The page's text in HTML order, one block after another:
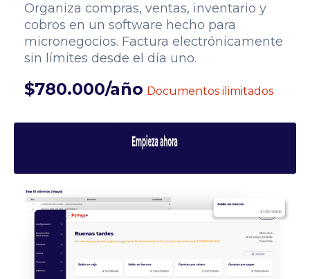
Organiza compras, ventas, inventario y
cobros en un software hecho para
micronegocios. Factura electrónicamente
sin límites desde el día uno.
$780.000/año Documentos ilimitados